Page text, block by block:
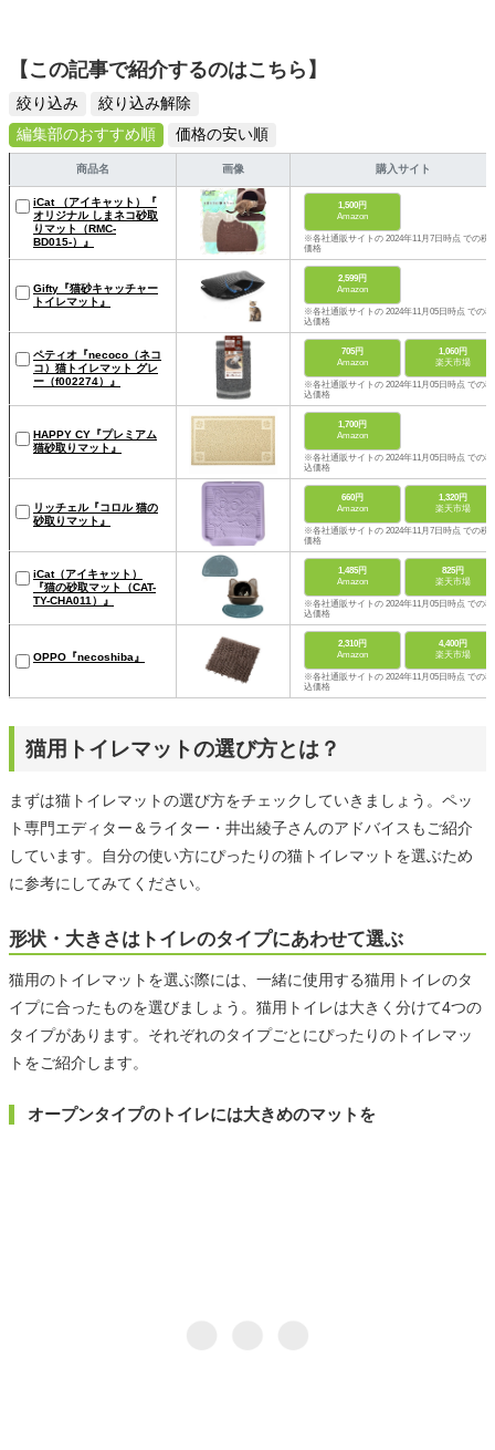
【この記事で紹介するのはこちら】
絞り込み
絞り込み解除
編集部のおすすめ順
価格の安い順
商品名 画像 購入サイト
iCat （アイキャット）『
オリジナル しまネコ砂取
りマット（RMC-
BD015-）』
1,500円
Amazon
※各社通販サイトの 2024年11月7日時点 での税
価格
Gifty『猫砂キャッチャー
トイレマット』
2,599円
Amazon
※各社通販サイトの 2024年11月05日時点 での税
込価格
ペティオ『necoco（ネコ
コ）猫トイレマット グレ
ー（f002274）』
705円
Amazon
1,060円
楽天市場
※各社通販サイトの 2024年11月05日時点 での税
込価格
HAPPY CY『プレミアム
猫砂取りマット』
1,700円
Amazon
※各社通販サイトの 2024年11月05日時点 での税
込価格
リッチェル『コロル 猫の
砂取りマット』
660円
Amazon
1,320円
楽天市場
※各社通販サイトの 2024年11月7日時点 での税
価格
iCat（アイキャット）
『猫の砂取マット（CAT-
TY-CHA011）』
1,485円
Amazon
825円
楽天市場
※各社通販サイトの 2024年11月05日時点 での税
込価格
OPPO『necoshiba』
2,310円
Amazon
4,400円
楽天市場
※各社通販サイトの 2024年11月05日時点 での税
込価格
猫用トイレマットの選び方とは？
まずは猫トイレマットの選び方をチェックしていきましょう。ペッ
ト専門エディター＆ライター・井出綾子さんのアドバイスもご紹介
しています。自分の使い方にぴったりの猫トイレマットを選ぶため
に参考にしてみてください。
形状・大きさはトイレのタイプにあわせて選ぶ
猫用のトイレマットを選ぶ際には、一緒に使用する猫用トイレのタ
イプに合ったものを選びましょう。猫用トイレは大きく分けて4つの
タイプがあります。それぞれのタイプごとにぴったりのトイレマッ
トをご紹介します。
オープンタイプのトイレには大きめのマットを